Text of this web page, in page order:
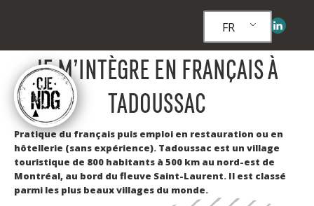
FR
JE M’INTÈGRE EN FRANÇAIS À
TADOUSSAC
Pratique du français puis emploi en restauration ou en
hôtellerie (sans expérience). Tadoussac est un village
touristique de 800 habitants à 500 km au nord-est de
Montréal, au bord du fleuve Saint-Laurent. Il est classé
parmi les plus beaux villages du monde.